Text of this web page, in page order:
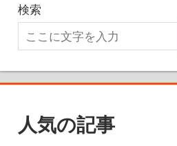
検索
人気の記事